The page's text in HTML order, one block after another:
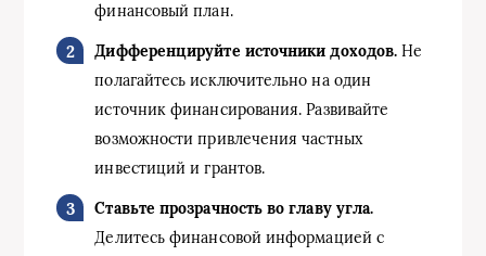
финансовый план.
Дифференцируйте источники доходов. Не
полагайтесь исключительно на один
источник финансирования. Развивайте
возможности привлечения частных
инвестиций и грантов.
Ставьте прозрачность во главу угла.
Делитесь финансовой информацией с